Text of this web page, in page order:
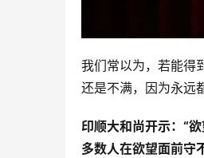
我们常以为，若能得
还是不满，因为永远
印顺大和尚开示：“
多数人在欲望面前守